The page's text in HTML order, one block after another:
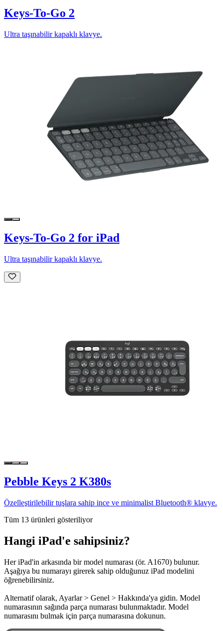
Keys-To-Go 2
Ultra taşınabilir kapaklı klavye.
Keys-To-Go 2 for iPad
Ultra taşınabilir kapaklı klavye.
Pebble Keys 2 K380s
Özelleştirilebilir tuşlara sahip ince ve minimalist Bluetooth® klavye.
Tüm 13 ürünleri gösteriliyor
Hangi iPad'e sahipsiniz?
Her iPad'in arkasında bir model numarası (ör. A1670) bulunur.
Aşağıya bu numarayı girerek sahip olduğunuz iPad modelini
öğrenebilirsiniz.
Alternatif olarak, Ayarlar > Genel > Hakkında'ya gidin. Model
numarasının sağında parça numarası bulunmaktadır. Model
numarasını bulmak için parça numarasına dokunun.